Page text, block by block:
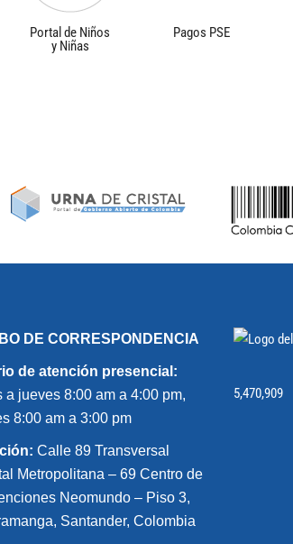
Portal de Niños
y Niñas
Pagos PSE
DE CORRESPONDENCIA
de atención presencial:
a jueves 8:00 am a 4:00 pm,
8:00 am a 3:00 pm
Calle 89 Transversal
Metropolitana – 69 Centro de
Neomundo – Piso 3,
Santander, Colombia
5,470,909